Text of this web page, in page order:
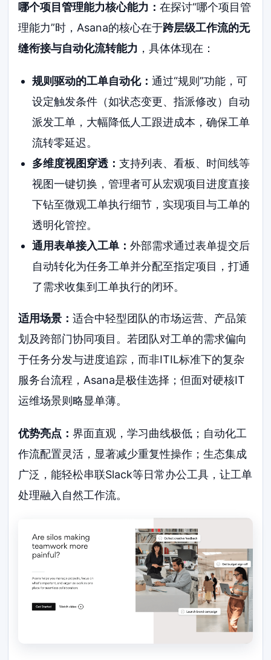
哪个项目管理能力核心能力：在探讨“哪个项目管
理能力”时，Asana的核心在于跨层级工作流的无
缝衔接与自动化流转能力 ，具体体现在：
规则驱动的工单自动化： 通过“规则”功能，可
设定触发条件（如状态变更、指派修改）自动
派发工单，大幅降低人工跟进成本，确保工单
流转零延迟。
多维度视图穿透： 支持列表、看板、时间线等
视图一键切换，管理者可从宏观项目进度直接
下钻至微观工单执行细节，实现项目与工单的
透明化管控。
通用表单接入工单： 外部需求通过表单提交后
自动转化为任务工单并分配至指定项目，打通
了需求收集到工单执行的闭环。
适用场景：适合中轻型团队的市场运营、产品策
划及跨部门协同项目。若团队对工单的需求偏向
于任务分发与进度追踪，而非ITIL标准下的复杂
服务台流程，Asana是极佳选择；但面对硬核IT
运维场景则略显单薄。
优势亮点：界面直观，学习曲线极低；自动化工
作流配置灵活，显著减少重复性操作；生态集成
广泛，能轻松串联Slack等日常办公工具，让工单
处理融入自然工作流。